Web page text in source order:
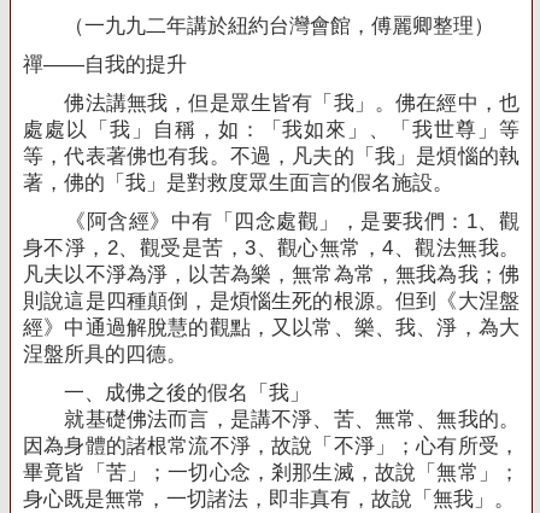
（一九九二年講於紐約台灣會館，傅麗卿整理）
禪——自我的提升
佛法講無我，但是眾生皆有「我」。佛在經中，也
處處以「我」自稱，如：「我如來」、「我世尊」等
等，代表著佛也有我。不過，凡夫的「我」是煩惱的執
著，佛的「我」是對救度眾生面言的假名施設。
《阿含經》中有「四念處觀」，是要我們： 1、觀
身不淨， 2、觀受是苦，3、觀心無常，4、觀法無我。
凡夫以不淨為淨，以苦為樂，無常為常，無我為我；佛
則說這是四種顛倒，是煩惱生死的根源。但到《大涅盤
經》中通過解脫慧的觀點，又以常、樂、我、淨，為大
涅盤所具的四德。
一、成佛之後的假名「我」
就基礎佛法而言，是講不淨、苦、無常、無我的。
因為身體的諸根常流不淨，故說「不淨」；心有所受，
畢竟皆「苦」；一切心念，剎那生滅，故說「無常」；
身心既是無常，一切諸法，即非真有，故說「無我」。